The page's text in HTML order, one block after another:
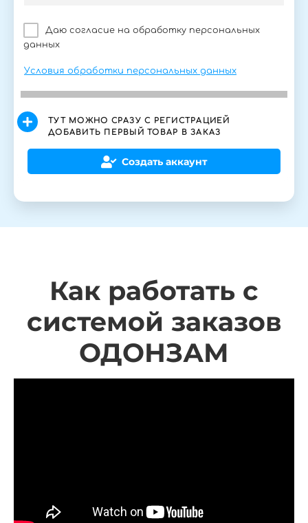
Даю согласие на обработку персональных
данных
Условия обработки персональных данных
ТУТ МОЖНО СРАЗУ С РЕГИСТРАЦИЕЙ
ДОБАВИТЬ ПЕРВЫЙ ТОВАР В ЗАКАЗ
Создать аккаунт
Как работать с
системой заказов
ОДОНЗАМ